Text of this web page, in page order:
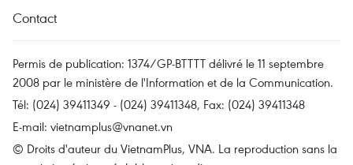
Contact
Permis de publication: 1374/GP-BTTTT délivré le 11 septembre
2008 par le ministère de l'Information et de la Communication.
Tél: (024) 39411349 - (024) 39411348, Fax: (024) 39411348
E-mail: vietnamplus@vnanet.vn
© Droits d'auteur du VietnamPlus, VNA. La reproduction sans la